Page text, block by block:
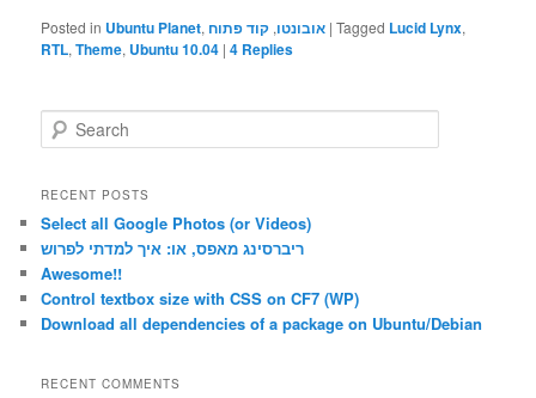
Posted in Ubuntu Planet, אובונטו, קוד פתוח |Tagged Lucid Lynx,
RTL,Theme, Ubuntu 10.04 |4 Replies
e
r
h
RECENT POSTS
Select all Google Photos (or Videos)
ריברסינג מאפס, או: איך למדתי לפרוש
Awesome!!
Control textbox size with CSS on CF7 (WP)
Download all dependencies of a package on Ubuntu/Debian
RECENT COMMENTS